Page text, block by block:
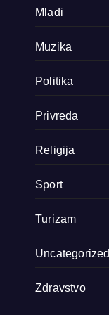
Mladi
Muzika
Politika
Privreda
Religija
Sport
Turizam
Uncategorized
Zdravstvo